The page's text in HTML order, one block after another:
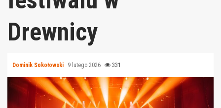
Drewnicy
Dominik Sokołowski 9 lutego 2026 331